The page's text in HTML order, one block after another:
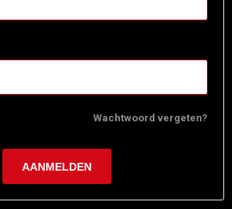
Wachtwoord vergeten?